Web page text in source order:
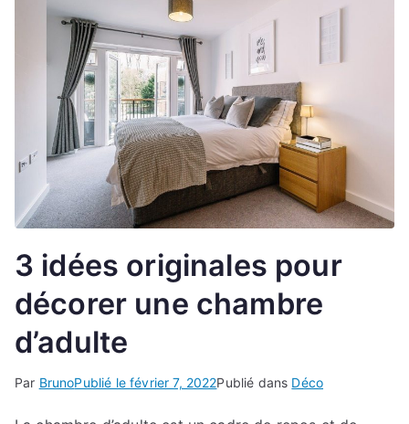
3 idées originales pour
décorer une chambre
d’adulte
Par BrunoPublié lefévrier 7, 2022Publié dans Déco